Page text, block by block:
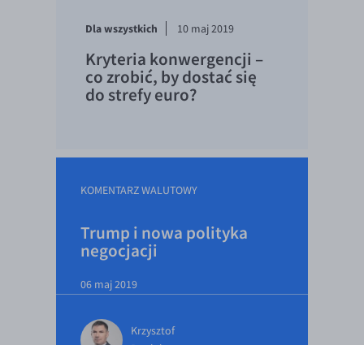
Dla wszystkich 10 maj 2019
Kryteria konwergencji –
co zrobić, by dostać się
do strefy euro?
KOMENTARZ WALUTOWY
Trump i nowa polityka
negocjacji
06 maj 2019
Krzysztof